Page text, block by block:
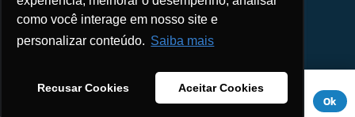
como você interage em nosso site e
personalizar conteúdo. Saiba mais
Recusar Cookies Aceitar Cookies
Este site usa cookies para melhorar sua experiência. Se você
continuar a usar este site, você concorda com ele.Aviso de
Ok